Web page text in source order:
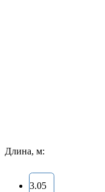
Длина, м:
3.05